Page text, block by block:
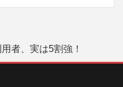
者、実は5割強！